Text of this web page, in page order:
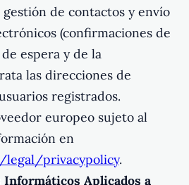
de contactos y envío
(confirmaciones de
espera y de la
las direcciones de
registrados.
europeo sujeto al
en
legal/privacypolicy.
Informáticos Aplicados a